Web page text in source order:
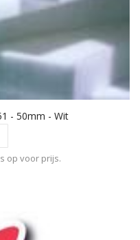
- 50mm - Wit
op voor prijs.